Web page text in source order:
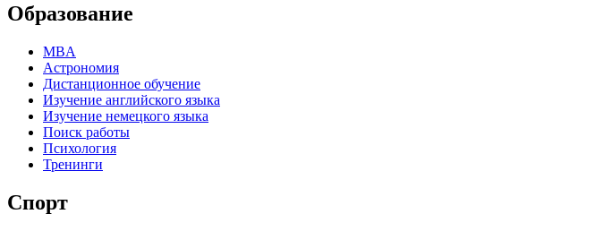
Образование
MBA
Астрономия
Дистанционное обучение
Изучение английского языка
Изучение немецкого языка
Поиск работы
Психология
Тренинги
Спорт